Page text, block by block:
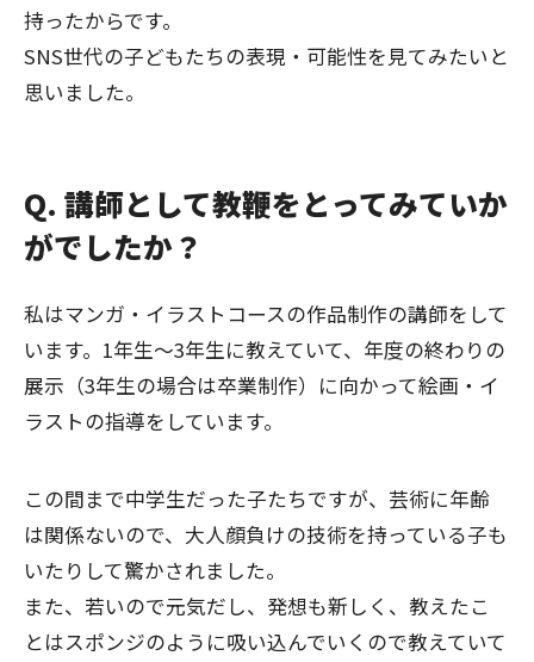
持ったからです。
SNS世代の子どもたちの表現・可能性を見てみたいと
思いました。
Q. 講師として教鞭をとってみていか
がでしたか？
私はマンガ・イラストコースの作品制作の講師をして
います。1年生〜3年生に教えていて、年度の終わりの
展示（3年生の場合は卒業制作）に向かって絵画・イ
ラストの指導をしています。
この間まで中学生だった子たちですが、芸術に年齢
は関係ないので、大人顔負けの技術を持っている子も
いたりして驚かされました。
また、若いので元気だし、発想も新しく、教えたこ
とはスポンジのように吸い込んでいくので教えていて